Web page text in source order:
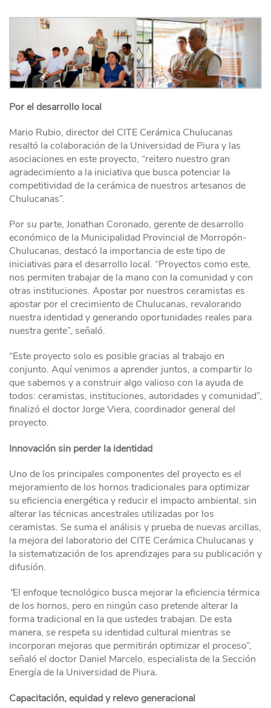
Por el desarrollo local
Mario Rubio, director del CITE Cerámica Chulucanas
resaltó la colaboración de la Universidad de Piura y las
asociaciones en este proyecto, “reitero nuestro gran
agradecimiento a la iniciativa que busca potenciar la
competitividad de la cerámica de nuestros artesanos de
Chulucanas”.
Por su parte, Jonathan Coronado, gerente de desarrollo
económico de la Municipalidad Provincial de Morropón-
Chulucanas, destacó la importancia de este tipo de
iniciativas para el desarrollo local. “Proyectos como este,
nos permiten trabajar de la mano con la comunidad y con
otras instituciones. Apostar por nuestros ceramistas es
apostar por el crecimiento de Chulucanas, revalorando
nuestra identidad y generando oportunidades reales para
nuestra gente”, señaló.
“Este proyecto solo es posible gracias al trabajo en
conjunto. Aquí venimos a aprender juntos, a compartir lo
que sabemos y a construir algo valioso con la ayuda de
todos: ceramistas, instituciones, autoridades y comunidad”,
finalizó el doctor Jorge Viera, coordinador general del
proyecto.
Innovación sin perder la identidad
Uno de los principales componentes del proyecto es el
mejoramiento de los hornos tradicionales para optimizar
su eficiencia energética y reducir el impacto ambiental, sin
alterar las técnicas ancestrales utilizadas por los
ceramistas. Se suma el análisis y prueba de nuevas arcillas,
la mejora del laboratorio del CITE Cerámica Chulucanas y
la sistematización de los aprendizajes para su publicación y
difusión.
“El enfoque tecnológico busca mejorar la eficiencia térmica
de los hornos, pero en ningún caso pretende alterar la
forma tradicional en la que ustedes trabajan. De esta
manera, se respeta su identidad cultural mientras se
incorporan mejoras que permitirán optimizar el proceso”,
señaló el doctor Daniel Marcelo, especialista de la Sección
Energía de la Universidad de Piura.
Capacitación, equidad y relevo generacional